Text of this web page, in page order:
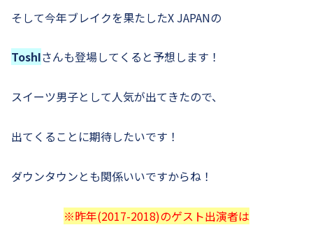
そして今年ブレイクを果たしたX JAPANの
ToshIさんも登場してくると予想します！
スイーツ男子として人気が出てきたので、
出てくることに期待したいです！
ダウンタウンとも関係いいですからね！
※昨年(2017-2018)のゲスト出演者は